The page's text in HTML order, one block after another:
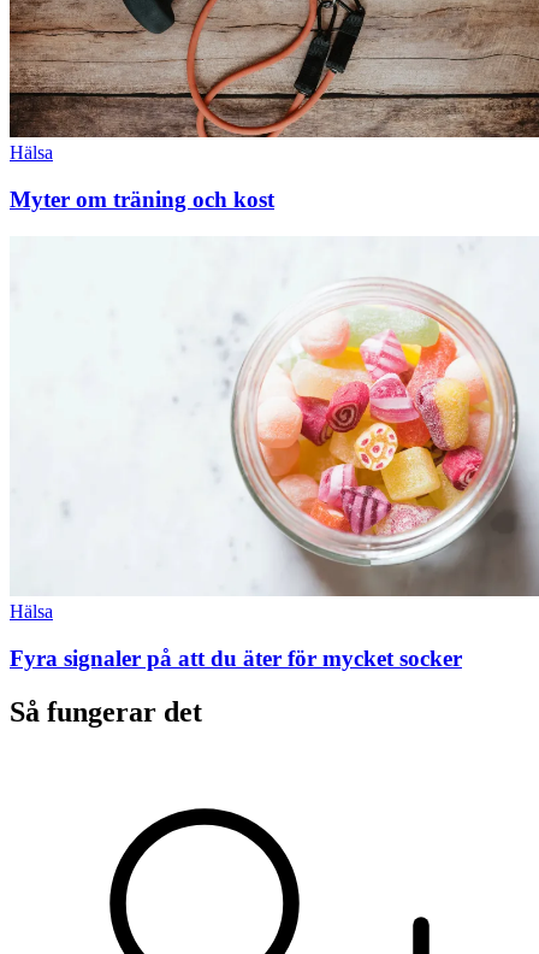
Hälsa
Myter om träning och kost
Hälsa
Fyra signaler på att du äter för mycket socker
Så fungerar det